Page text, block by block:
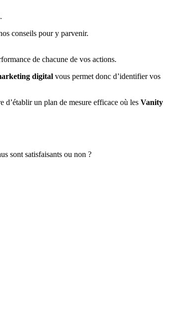
.
conseils pour y parvenir.
de chacune de vos actions.
digital vous permet donc d’identifier vos
un plan de mesure efficace où les Vanity
sont satisfaisants ou non ?